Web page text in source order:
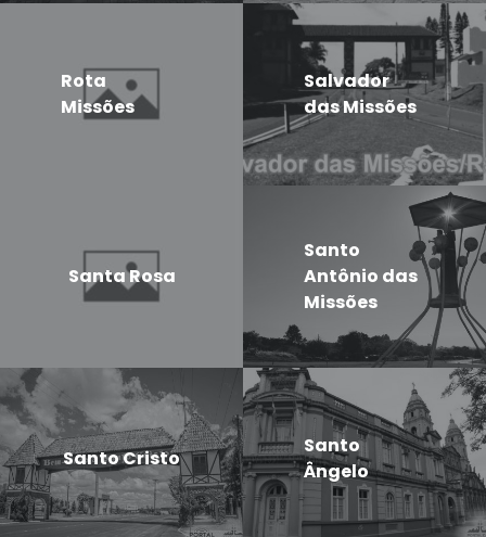
Rota
Missões
Salvador
das Missões
Santa Rosa
Santo
Antônio das
Missões
Santo Cristo
Santo
Ângelo